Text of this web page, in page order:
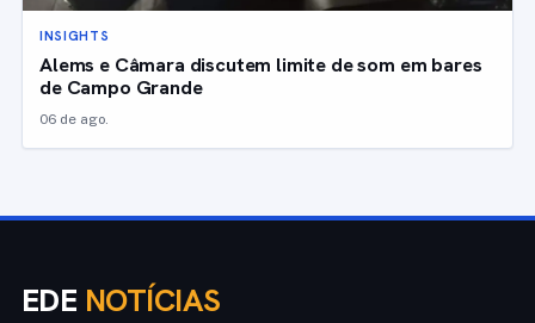
INSIGHTS
Alems e Câmara discutem limite de som em bares
de Campo Grande
06 de ago.
EDE NOTÍCIAS